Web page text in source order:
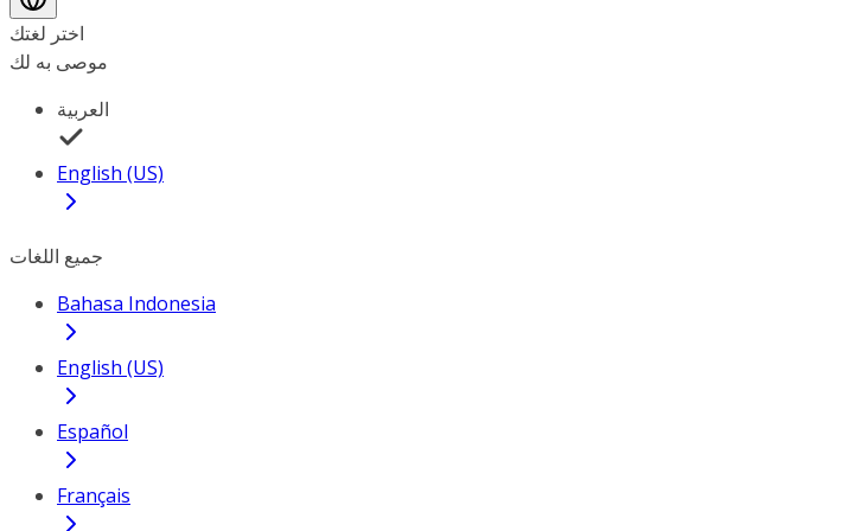
اختر لغتك
موصى به لك
العربية
English (US)
جميع اللغات
Bahasa Indonesia
English (US)
Español
Français